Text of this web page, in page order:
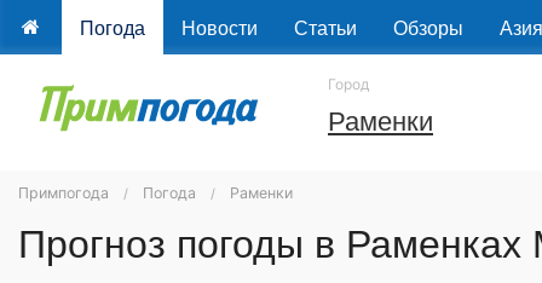
Погода Новости Статьи Обзоры Азия
Город
Раменки
Примпогода Погода Раменки